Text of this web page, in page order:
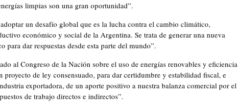
limpias son una gran oportunidad”.
un desafío global que es la lucha contra el cambio climático,
económico y social de la Argentina. Se trata de generar una nueva
dar respuestas desde esta parte del mundo”.
al Congreso de la Nación sobre el uso de energías renovables y eficiencia
de ley consensuado, para dar certidumbre y estabilidad fiscal, e
exportadora, de un aporte positivo a nuestra balanza comercial por el
de trabajo directos e indirectos”.